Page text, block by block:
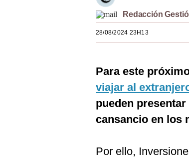
Redacción
28/08/2024 23H13
Para este
viajar al
pueden
cansancio en los
Por ello,